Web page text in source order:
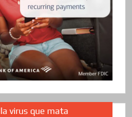
virus que mata